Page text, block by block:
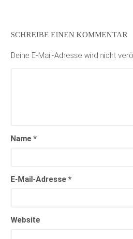
SCHREIBE EINEN KOMMENTAR
Deine E-Mail-Adresse wird nicht
Name *
E-Mail-Adresse *
Website